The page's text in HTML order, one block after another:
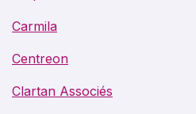
Carmila
Centreon
Clartan Associés